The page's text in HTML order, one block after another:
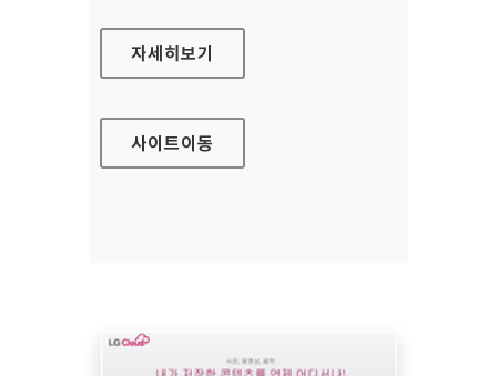
서울수중재활센터 홈페이지
자세히보기
사이트이동